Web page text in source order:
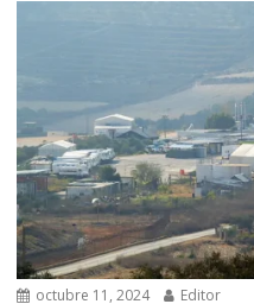
octubre 11, 2024 Editor